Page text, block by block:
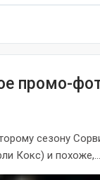
промо-
сезону
Кокс) и похоже,...